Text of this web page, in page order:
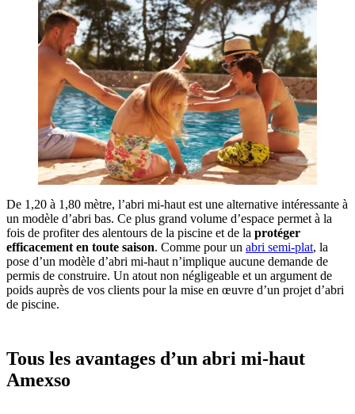
De 1,20 à 1,80 mètre, l’abri mi-haut est une alternative intéressante à
un modèle d’abri bas. Ce plus grand volume d’espace permet à la
fois de profiter des alentours de la piscine et de la protéger
efficacement en toute saison. Comme pour un abri semi-plat, la
pose d’un modèle d’abri mi-haut n’implique aucune demande de
permis de construire. Un atout non négligeable et un argument de
poids auprès de vos clients pour la mise en œuvre d’un projet d’abri
de piscine.
Tous les avantages d’un abri mi-haut
Amexso